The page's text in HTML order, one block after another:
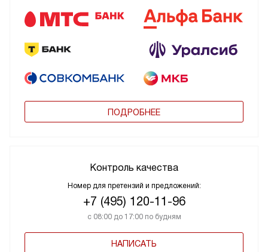
ПОДРОБНЕЕ
Контроль качества
Номер для претензий и предложений:
+7 (495) 120-11-96
с 08:00 до 17:00 по будням
НАПИСАТЬ